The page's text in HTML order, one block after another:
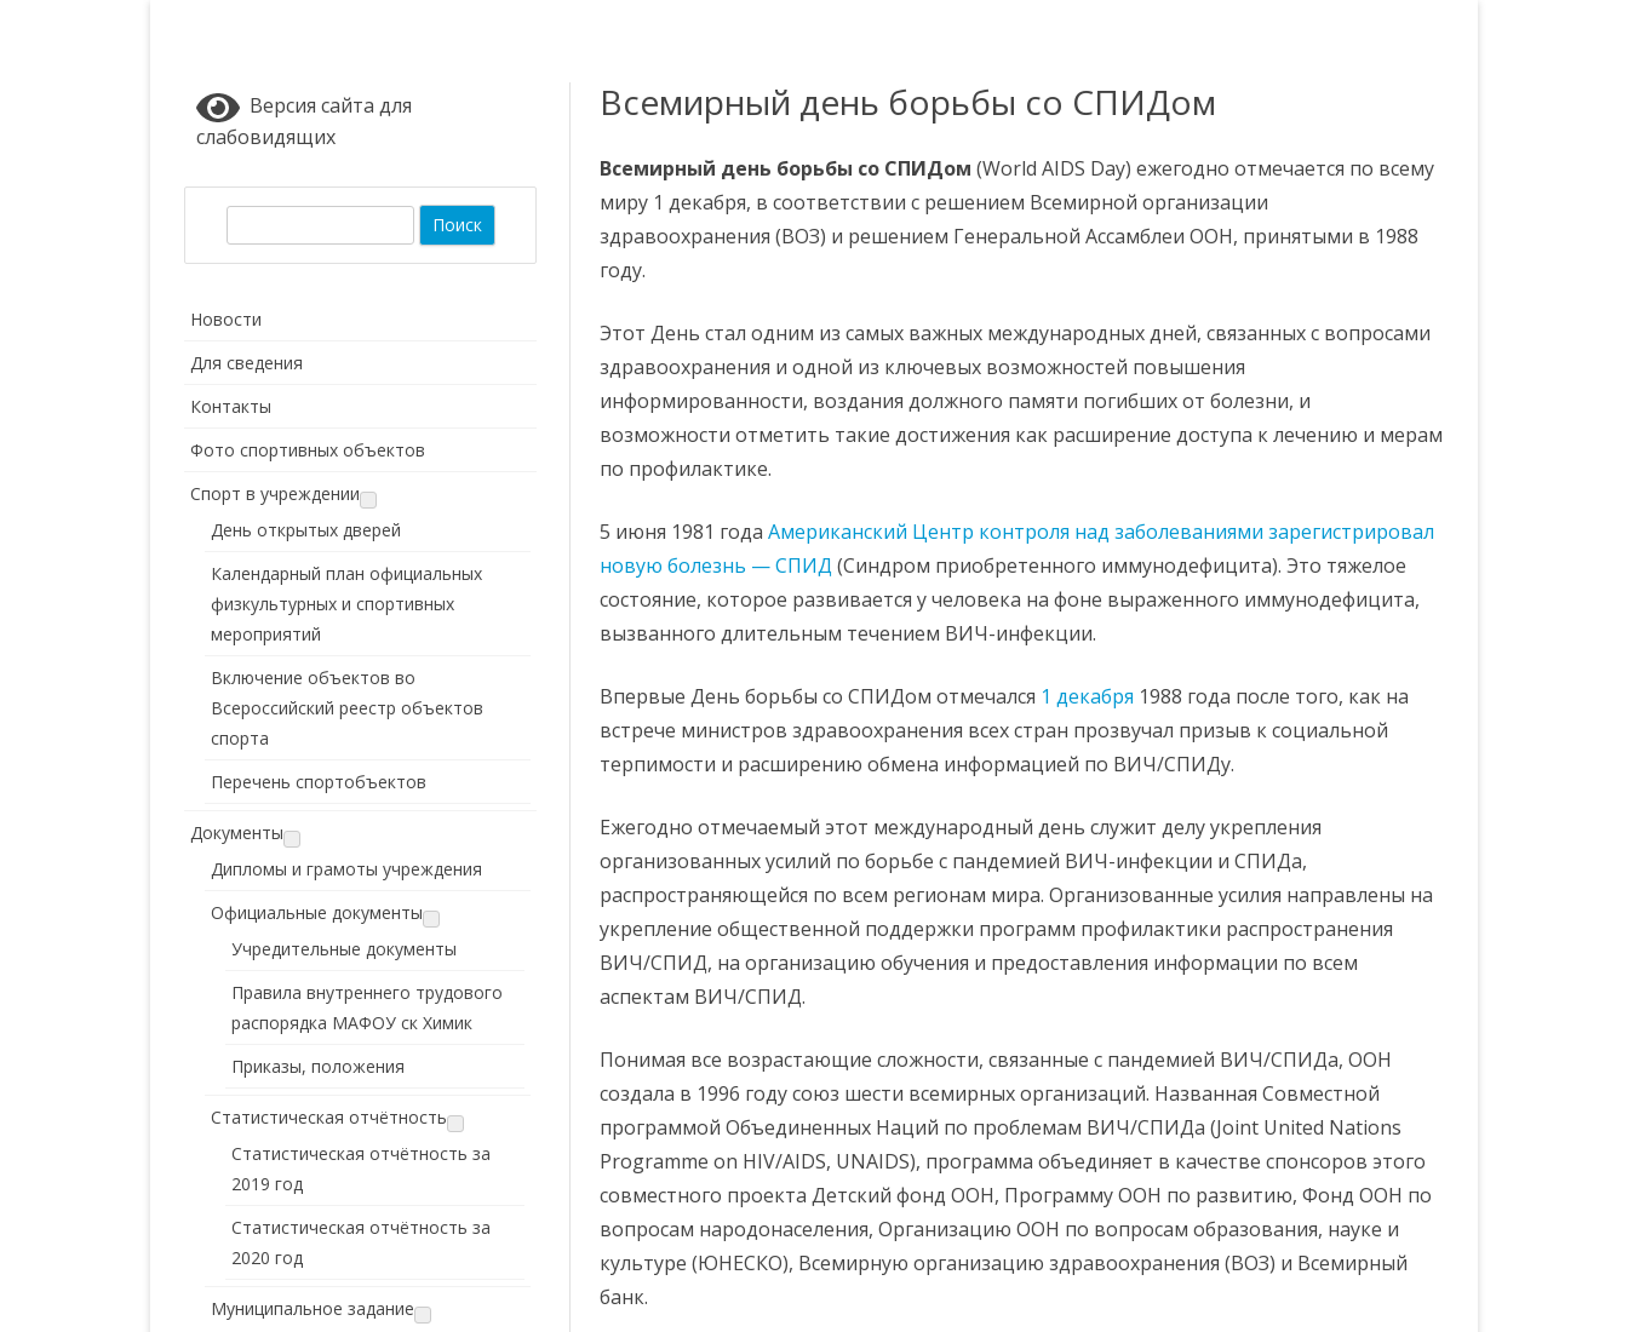
Всемирный день борьбы со СПИДом
Всемирный день борьбы со СПИДом (World AIDS Day) ежегодно отмечается по всему
миру 1 декабря, в соответствии с решением Всемирной организации
здравоохранения (ВОЗ) и решением Генеральной Ассамблеи ООН, принятыми в 1988
году.
Этот День стал одним из самых важных международных дней, связанных с вопросами
здравоохранения и одной из ключевых возможностей повышения
информированности, воздания должного памяти погибших от болезни, и
возможности отметить такие достижения как расширение доступа к лечению и мерам
по профилактике.
5 июня 1981 годаАмериканский Центр контроля над заболеваниями зарегистрировал
новую болезнь — СПИД (Синдром приобретенного иммунодефицита). Это тяжелое
состояние, которое развивается у человека на фоне выраженного иммунодефицита,
вызванного длительным течением ВИЧ-инфекции.
Впервые День борьбы со СПИДом отмечался 1 декабря 1988 года после того, как на
встрече министров здравоохранения всех стран прозвучал призыв к социальной
терпимости и расширению обмена информацией по ВИЧ/СПИДу.
Ежегодно отмечаемый этот международный день служит делу укрепления
организованных усилий по борьбе с пандемией ВИЧ-инфекции и СПИДа,
распространяющейся по всем регионам мира. Организованные усилия направлены на
укрепление общественной поддержки программ профилактики распространения
ВИЧ/СПИД, на организацию обучения и предоставления информации по всем
аспектам ВИЧ/СПИД.
Понимая все возрастающие сложности, связанные с пандемией ВИЧ/СПИДа, ООН
создала в 1996 году союз шести всемирных организаций. Названная Совместной
программой Объединенных Наций по проблемам ВИЧ/СПИДа (Joint United Nations
Programme on HIV/AIDS, UNAIDS), программа объединяет в качестве спонсоров этого
совместного проекта Детский фонд ООН, Программу ООН по развитию, Фонд ООН по
вопросам народонаселения, Организацию ООН по вопросам образования, науке и
культуре (ЮНЕСКО), Всемирную организацию здравоохранения (ВОЗ) и Всемирный
банк.
Версия сайта для
слабовидящих
Новости
Для сведения
Контакты
Фото спортивных объектов
Спорт в учреждении
День открытых дверей
Календарный план официальных
физкультурных и спортивных
мероприятий
Включение объектов во
Всероссийский реестр объектов
спорта
Перечень спортобъектов
Документы
Дипломы и грамоты учреждения
Официальные документы
Учредительные документы
Правила внутреннего трудового
распорядка МАФОУ ск Химик
Приказы, положения
Статистическая отчётность
Статистическая отчётность за
2019 год
Статистическая отчётность за
2020 год
Муниципальное задание